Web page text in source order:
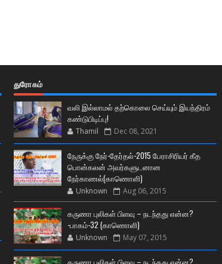
துரோகம்
வலி இல்லாமல் தற்கொலை செய்யும் இயந்திரம்
கண்டுபிடிப்பு!
Thamil Dec 08, 2021
நேருக்கு நேர்-தேர்தல்-2015 பேராசிரியர் கீத
பொன்கலன் அவர்களுடனான
நேர்காணல்(காணொளி)
Unknown Aug 06, 2015
கருணா புலிகள் பிளவு – நடந்தது என்ன?
-பாகம்-32 (காணொளி)
Unknown May 07, 2015
கருணா புலிகள் பிளவு – நடந்தது என்ன?